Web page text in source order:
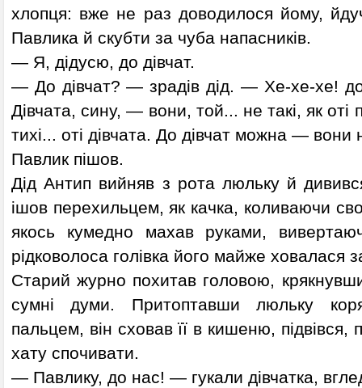
хлопця: вже не раз доводилося йому,
Павлика й скубти за чуба напасників.
— Я, дідусю, до дівчат.
— До дівчат? — зрадів дід. — Хе-хе-хе!
Дівчата, сину, — вони, той... не такі, як оті
тихі... оті дівчата. До дівчат можна — вони
Павлик пішов.
Дід Антип вийняв з рота люльку й
ішов перехильцем, як качка, коливаючи
якось кумедно махав руками,
рідковолоса голівка його майже ховалася
Старий журно похитав головою,
сумні думи. Притоптавши люльку
пальцем, він сховав її в кишеню,
хату спочивати.
— Павлику, до нас! — гукали дівчатка,